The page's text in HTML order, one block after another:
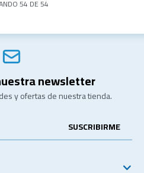
54 DE 54
newsletter
y ofertas de nuestra tienda.
SUSCRIBIRME